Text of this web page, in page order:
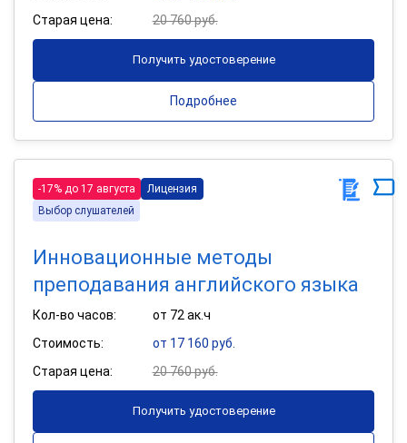
Старая цена:
20 760 руб.
Получить удостоверение
Подробнее
-17% до 17 августа
Лицензия
Выбор слушателей
Инновационные методы
преподавания английского языка
Кол-во часов:
от 72 ак.ч
Стоимость:
от 17 160 руб.
Старая цена:
20 760 руб.
Получить удостоверение